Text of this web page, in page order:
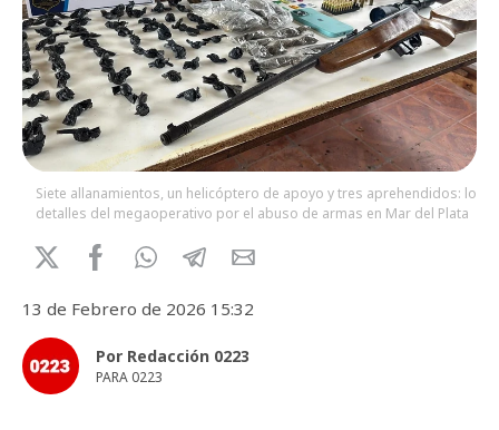
Siete allanamientos, un helicóptero de apoyo y tres aprehendidos: los
detalles del megaoperativo por el abuso de armas en Mar del Plata
13 de Febrero de 2026 15:32
Por Redacción 0223
PARA 0223